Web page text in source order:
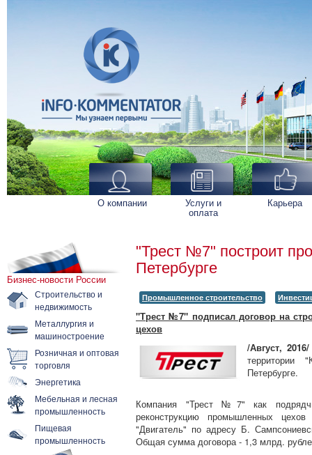
О компании Услуги и
оплата
Карьера
Бизнес-новости России
Строительство и
недвижимость
Металлургия и
машиностроение
Розничная и оптовая
торговля
Энергетика
Мебельная и лесная
промышленность
Пищевая
промышленность
"Трест №7" построит
Петербурге
Промышленное строительство
"Трест №7" подписал договор на
цехов
/Август, 2016/
территории
Петербурге.
Компания "Трест №7" как
реконструкцию промышленных
"Двигатель" по адресу Б.
Общая сумма договора - 1,3 млрд.